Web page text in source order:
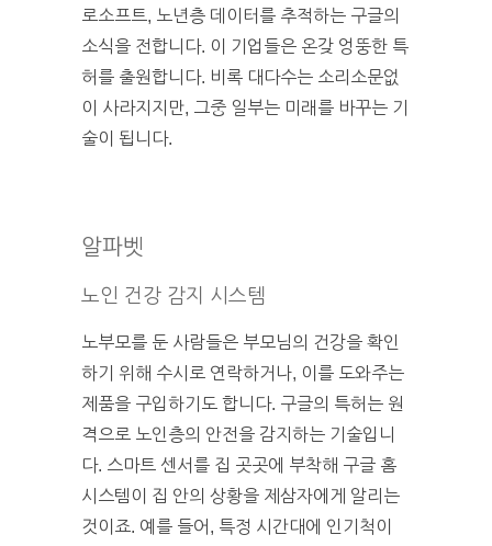
로소프트, 노년층 데이터를 추적하는 구글의
소식을 전합니다. 이 기업들은 온갖 엉뚱한 특
허를 출원합니다. 비록 대다수는 소리소문없
이 사라지지만, 그중 일부는 미래를 바꾸는 기
술이 됩니다.
알파벳
노인 건강 감지 시스템
노부모를 둔 사람들은 부모님의 건강을 확인
하기 위해 수시로 연락하거나, 이를 도와주는
제품을 구입하기도 합니다. 구글의 특허는 원
격으로 노인층의 안전을 감지하는 기술입니
다. 스마트 센서를 집 곳곳에 부착해 구글 홈
시스템이 집 안의 상황을 제삼자에게 알리는
것이죠. 예를 들어, 특정 시간대에 인기척이